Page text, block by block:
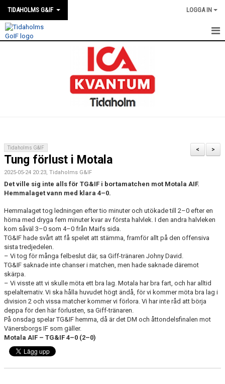
TIDAHOLMS G&IF LOGGA IN
FÖRENINGEN
SOUVENIRER
MATCHER
CUPER ARBETSBESKRIVNING
PLANSCHEMA
>
<
Tidaholms G&IF
Tung förlust i Motala
2025-05-24 20:23, Tidaholms G&IF
Det ville sig inte alls för TG&IF i bortamatchen mot Motala AIF.
Hemmalaget vann med klara 4–0.
Hemmalaget tog ledningen efter tio minuter och utökade till 2–0 efter en
hörna med dryga fem minuter kvar av första halvlek. I den andra halvleken
kom såväl 3–0 som 4–0 från Maifs sida.
TG&IF hade svårt att få spelet att stämma, framför allt på den offensiva
sista tredjedelen.
– Vi tog för många felbeslut där, sa Giff-tränaren Johny David.
TG&IF saknade inte chanser i matchen, men hade saknade däremot
skärpa.
– Vi visste att vi skulle möta ett bra lag. Motala har bra fart, och har alltid
spelalternativ. Vi ska hålla huvudet högt ändå, för vi kommer möta bra lag i
division 2 och vissa matcher kommer vi förlora. Vi har inte råd att börja
deppa för den här förlusten, sa Giff-tränaren.
På onsdag spelar TG&IF hemma, då är det DM och åttondelsfinalen mot
Vänersborgs IF som gäller.
Motala AIF – TG&IF 4–0 (2–0)